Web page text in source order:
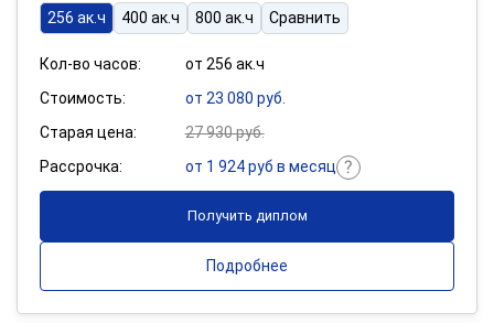
256 ак.ч 400 ак.ч 800 ак.ч Сравнить
Кол-во часов:
от 256 ак.ч
Стоимость:
от 23 080 руб.
Старая цена:
27 930 руб.
Рассрочка:
от 1 924 руб в месяц
Получить диплом
Подробнее